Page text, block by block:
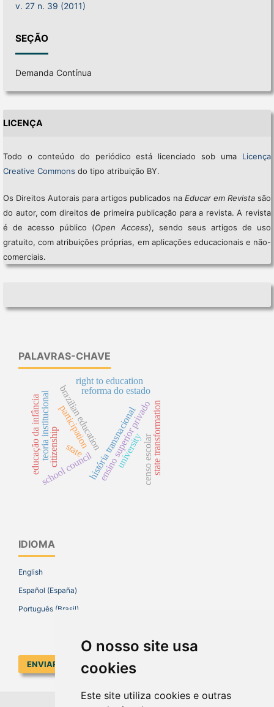
O nosso site usa
cookies
Este site utiliza cookies e outras
v. 27 n. 39 (2011)
SEÇÃO
Demanda Contínua
LICENÇA
Todo o conteúdo do periódico está licenciado sob uma Licença
Creative Commons do tipo atribuição BY.
Os Direitos Autorais para artigos publicados naEducar em Revista são
do autor, com direitos de primeira publicação para a revista. A revista
é de acesso público (Open Access), sendo seus artigos de uso
gratuito, com atribuições próprias, em aplicações educacionais e não-
comerciais.
PALAVRAS-CHAVE
história transnacional
brazilian education
school council
citizenshipparticipationensino superior privado
reforma do estado
teoria institucional state transformation
university
right to education
educação da infância censo escolar
state
IDIOMA
English
Español (España)
Português (Brasil)
ENVIAR SUBMISSÃO